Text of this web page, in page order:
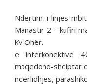
Ndërtimi i linjës
Manastir 2 - kufiri
kV Ohër.
e interkonektive
maqedono-shqiptar
ndërlidhjes,